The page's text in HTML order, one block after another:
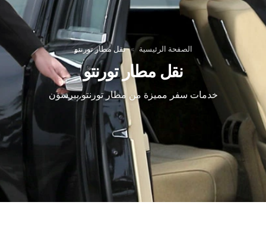
الصفحة الرئيسية » نقل مطار تورنتو
نقل مطار تورنتو
خدمات سفر مميزة من مطار تورنتو بيرسون